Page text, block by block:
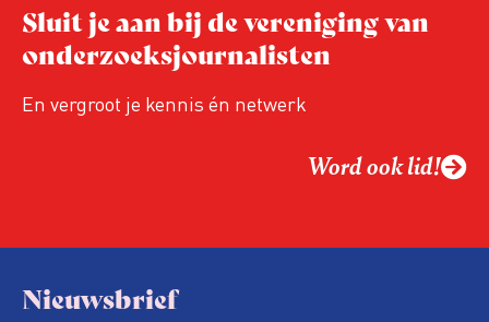
Sluit je aan bij de vereniging van
onderzoeksjournalisten
En vergroot je kennis én netwerk
Word ook lid!
Nieuwsbrief